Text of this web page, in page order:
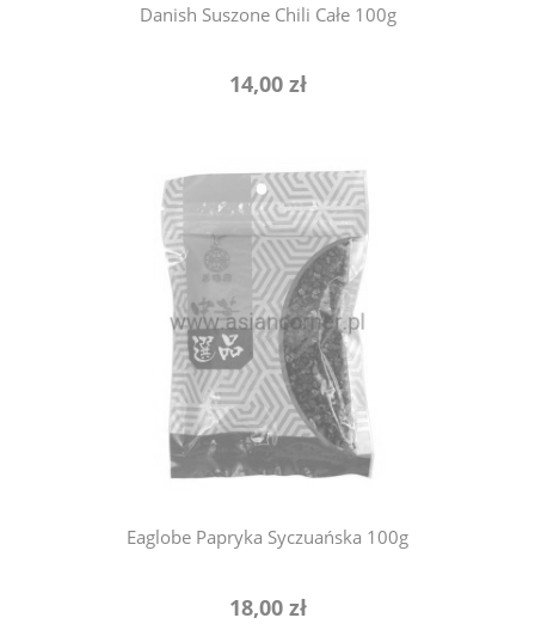
Danish Suszone Chili Całe 100g
14,00 zł
Eaglobe Papryka Syczuańska 100g
18,00 zł
powiadom o dostępności